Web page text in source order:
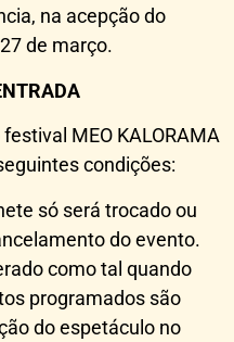
na acepção do
de março.
MEO KALORAMA
condições:
só será trocado ou
do evento.
como tal quando
programados são
do espetáculo no